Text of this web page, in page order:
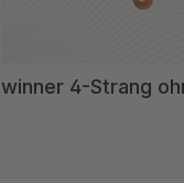
winner 4-Strang